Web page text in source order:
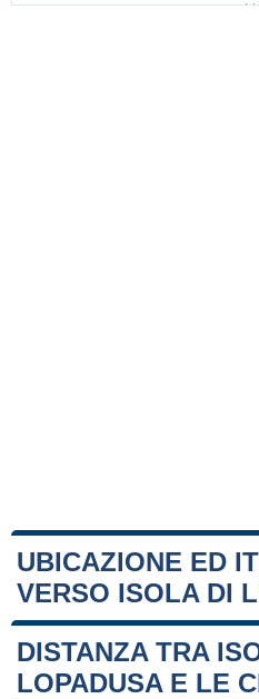
UBICAZIONE ED
VERSO ISOLA DI
+
−
Leaflet
DISTANZA TRA
LOPADUSA E LE